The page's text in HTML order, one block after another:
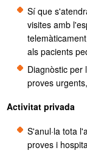
Sí que
visites amb
als pacients
Diagnòstic per
proves
Activitat privada
S'anul·la tota
proves i